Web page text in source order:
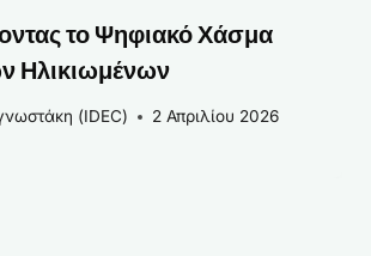
το Ψηφιακό Χάσμα
Ηλικιωμένων
(IDEC) 2 Απριλίου 2026